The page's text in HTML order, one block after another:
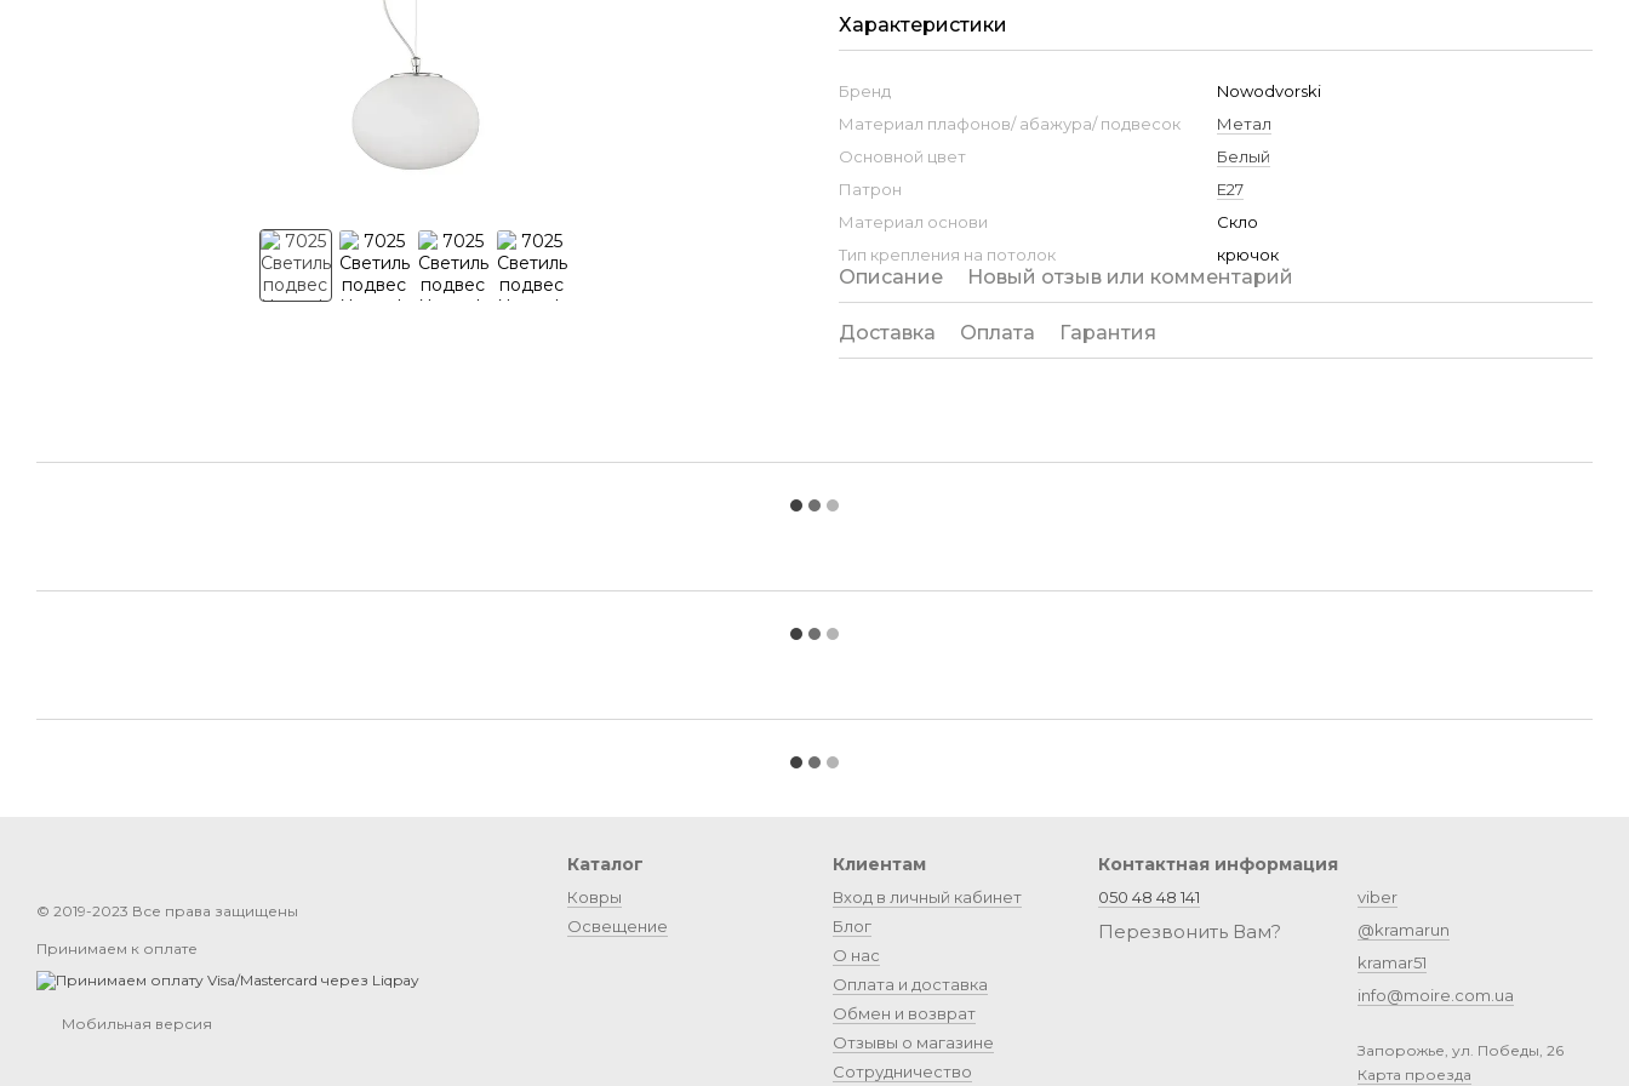
Характеристики
Бренд
Nowodvorski
Материал плафонов/ абажура/ подвесок
Метал
Основной цвет
Белый
Патрон
E27
Материал основи
Скло
Тип крепления на потолок
крючок
Описание Новый отзыв или комментарий
Доставка Оплата Гарантия
© 2019-2023 Все права защищены
Принимаем к оплате
Мобильная версия
Каталог
Ковры
Освещение
Клиентам
Вход в личный кабинет
Блог
О нас
Оплата и доставка
Обмен и возврат
Отзывы о магазине
Сотрудничество
Контактная информация
050 48 48 141
Перезвонить Вам?
viber
@kramarun
kramar51
info@moire.com.ua
Запорожье, ул. Победы, 26
Карта проезда